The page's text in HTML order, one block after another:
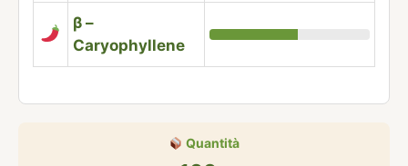
β –
Caryophyllene
Quantità